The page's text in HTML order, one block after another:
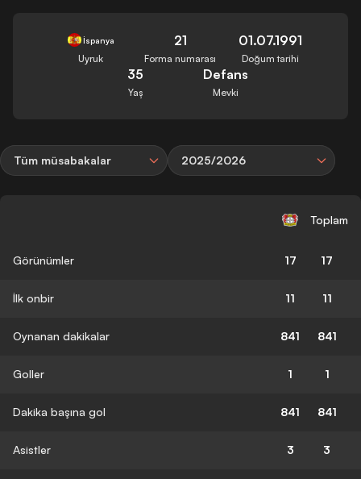
İspanya
Uyruk
21
Forma numarası
01.07.1991
Doğum tarihi
35
Yaş
Defans
Mevki
Tüm müsabakalar 2025/2026
Toplam
Görünümler 17 17
İlk onbir 11 11
Oynanan dakikalar 841 841
Goller 1 1
Dakika başına gol 841 841
Asistler 3 3